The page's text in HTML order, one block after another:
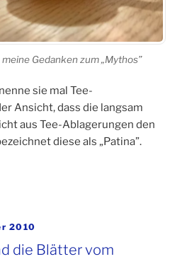
Gedanken zum „Mythos”
sie mal Tee-
Ansicht, dass die langsam
aus Tee-Ablagerungen den
diese als „Patina”.
2010
die Blätter vom